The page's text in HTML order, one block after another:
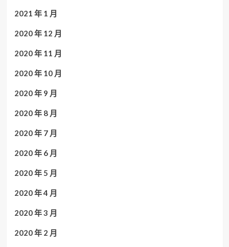
2021 年 1 月
2020 年 12 月
2020 年 11 月
2020 年 10 月
2020 年 9 月
2020 年 8 月
2020 年 7 月
2020 年 6 月
2020 年 5 月
2020 年 4 月
2020 年 3 月
2020 年 2 月